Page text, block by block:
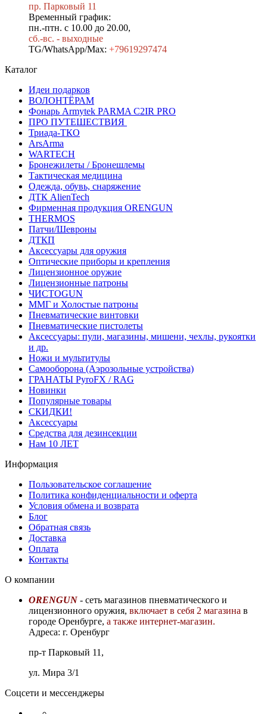
пр. Парковый 11
Временный график:
пн.-птн. с 10.00 до 20.00,
сб.-вс. - выходные
TG/WhatsApp/Max: +79619297474
Каталог
Идеи подарков
ВОЛОНТЁРАМ
Фонарь Armytek PARMA C2IR PRO
ПРО ПУТЕШЕСТВИЯ
Триада-ТКО
ArsArma
WARTECH
Бронежилеты / Бронешлемы
Тактическая медицина
Одежда, обувь, снаряжение
ДТК AlienTech
Фирменная продукция ORENGUN
THERMOS
Патчи/Шевроны
ДТКП
Аксессуары для оружия
Оптические приборы и крепления
Лицензионное оружие
Лицензионные патроны
ЧИСТОGUN
ММГ и Холостые патроны
Пневматические винтовки
Пневматические пистолеты
Аксессуары: пули, магазины, мишени, чехлы, рукоятки
и др.
Ножи и мультитулы
Самооборона (Аэрозольные устройства)
ГРАНАТЫ PyroFX / RAG
Новинки
Популярные товары
СКИДКИ!
Аксессуары
Средства для дезинсекции
Нам 10 ЛЕТ
Информация
Пользовательское соглашение
Политика конфиденциальности и оферта
Условия обмена и возврата
Блог
Обратная связь
Доставка
Оплата
Контакты
О компании
ORENGUN - сеть магазинов пневматического и
лицензионного оружия, включает в себя 2 магазина в
городе Оренбурге, а также интернет-магазин.
Адреса: г. Оренбург
пр-т Парковый 11,
ул. Мира 3/1
Соцсети и мессенджеры